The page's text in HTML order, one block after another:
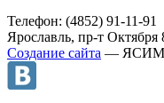
Телефон: (4852) 91-11-91
Ярославль, пр-т Октября
Создание сайта — ЯСИМ